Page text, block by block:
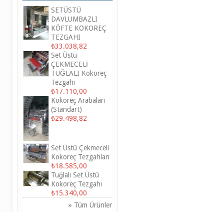
SETÜSTÜ
DAVLUMBAZLI
KÖFTE KOKOREÇ
TEZGAHI
₺33.038,82
Set Üstü
ÇEKMECELİ
TUĞLALI Kokoreç
Tezgahı
₺17.110,00
Kokoreç Arabaları
(Standart)
₺29.498,82
Set Üstü Çekmeceli
Kokoreç Tezgahları
₺18.585,00
Tuğlalı Set Üstü
Kokoreç Tezgahı
₺15.340,00
» Tüm Ürünler